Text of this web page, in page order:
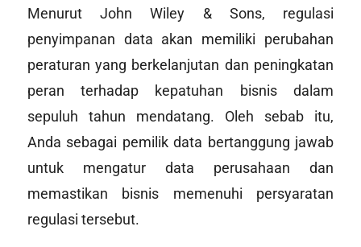
Menurut John Wiley & Sons, regulasi
penyimpanan data akan memiliki perubahan
peraturan yang berkelanjutan dan peningkatan
peran terhadap kepatuhan bisnis dalam
sepuluh tahun mendatang. Oleh sebab itu,
Anda sebagai pemilik data bertanggung jawab
untuk mengatur data perusahaan dan
memastikan bisnis memenuhi persyaratan
regulasi tersebut.